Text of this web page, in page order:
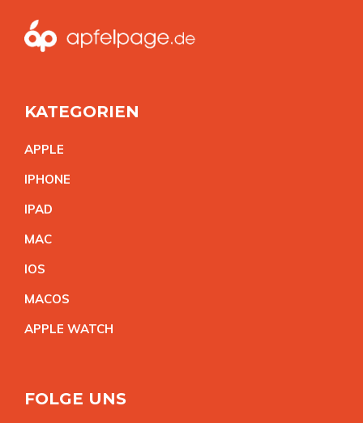
KATEGORIEN
APPLE
IPHONE
IPAD
MAC
IOS
MACOS
APPLE WATCH
FOLGE UNS